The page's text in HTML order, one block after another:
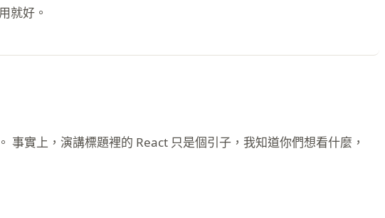
就好。
實上，演講標題裡的 React 只是個引子，我知道你們想看什麼，